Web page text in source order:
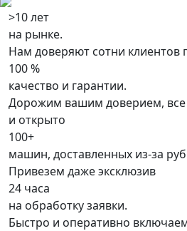
>10 лет
на рынке.
Нам доверяют сотни клиентов
100 %
качество и гарантии.
Дорожим вашим доверием, все
и открыто
100+
машин, доставленных из-за
Привезем даже эксклюзив
24 часа
на обработку заявки.
Быстро и оперативно